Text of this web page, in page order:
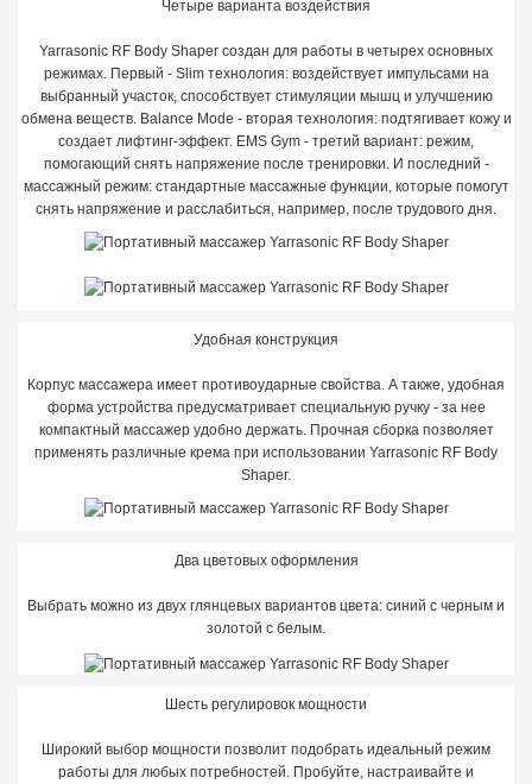
Четыре варианта воздействия
Yarrasonic RF Body Shaper создан для работы в четырех основных
режимах. Первый - Slim технология: воздействует импульсами на
выбранный участок, способствует стимуляции мышц и улучшению
обмена веществ. Balance Mode - вторая технология: подтягивает кожу и
создает лифтинг-эффект. EMS Gym - третий вариант: режим,
помогающий снять напряжение после тренировки. И последний -
массажный режим: стандартные массажные функции, которые помогут
снять напряжение и расслабиться, например, после трудового дня.
Удобная конструкция
Корпус массажера имеет противоударные свойства. А также, удобная
форма устройства предусматривает специальную ручку - за нее
компактный массажер удобно держать. Прочная сборка позволяет
применять различные крема при использовании Yarrasonic RF Body
Shaper.
Два цветовых оформления
Выбрать можно из двух глянцевых вариантов цвета: синий с черным и
золотой с белым.
Шесть регулировок мощности
Широкий выбор мощности позволит подобрать идеальный режим
работы для любых потребностей. Пробуйте, настраивайте и